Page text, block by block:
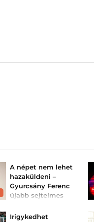
A népet nem lehet
hazaküldeni –
Gyurcsány Ferenc
újabb sejtelmes
ezúttal a „forrad...
Irigykedhet